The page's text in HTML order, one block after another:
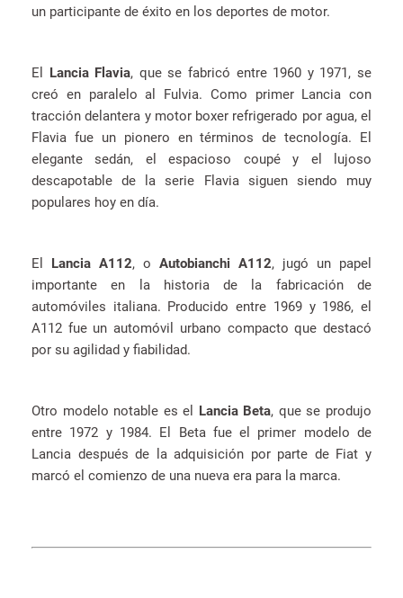
un participante de éxito en los deportes de motor.
El Lancia Flavia, que se fabricó entre 1960 y 1971, se
creó en paralelo al Fulvia. Como primer Lancia con
tracción delantera y motor boxer refrigerado por agua, el
Flavia fue un pionero en términos de tecnología. El
elegante sedán, el espacioso coupé y el lujoso
descapotable de la serie Flavia siguen siendo muy
populares hoy en día.
El Lancia A112, o Autobianchi A112, jugó un papel
importante en la historia de la fabricación de
automóviles italiana. Producido entre 1969 y 1986, el
A112 fue un automóvil urbano compacto que destacó
por su agilidad y fiabilidad.
Otro modelo notable es el Lancia Beta, que se produjo
entre 1972 y 1984. El Beta fue el primer modelo de
Lancia después de la adquisición por parte de Fiat y
marcó el comienzo de una nueva era para la marca.